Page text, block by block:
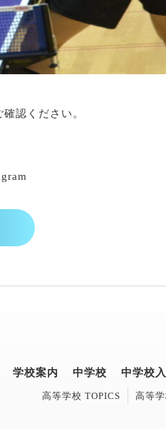
認ください。
学校案内 中学校 中学校
高等学校 TOPICS 高等